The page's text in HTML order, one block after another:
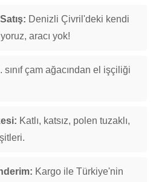
Denizli Çivril'deki kendi
aracı yok!
sınıf çam ağacından el işçiliği
Katlı, katsız, polen tuzaklı,
Kargo ile Türkiye'nin